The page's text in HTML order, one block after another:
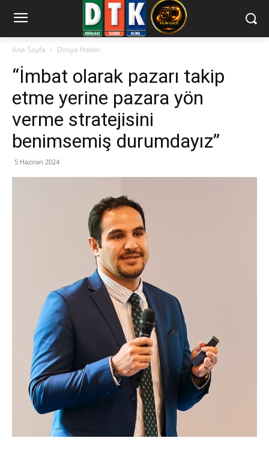
Ana Sayfa Dosya Haber
“İmbat olarak pazarı takip
etme yerine pazara yön
verme stratejisini
benimsemiş durumdayız”
5 Haziran 2024